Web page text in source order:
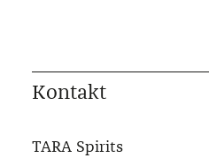
Kontakt
TARA Spirits